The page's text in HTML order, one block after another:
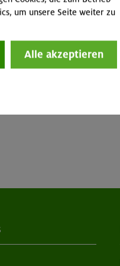
um unsere Seite weiter zu
Alle akzeptieren